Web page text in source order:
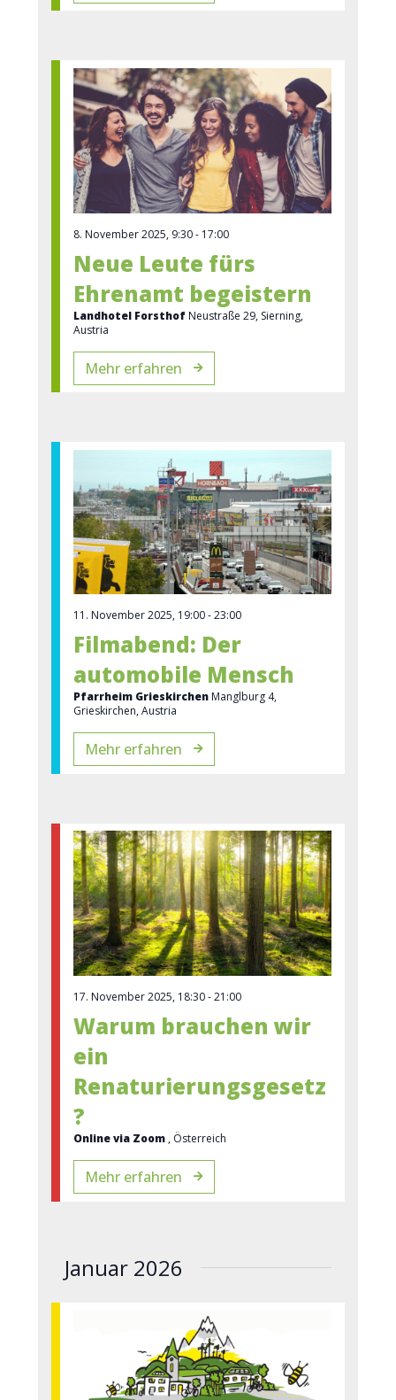
8. November 2025, 9:30- 17:00
Neue Leute fürs
Ehrenamt begeistern
Landhotel Forsthof Neustraße 29, Sierning,
Austria
Mehr erfahren
11. November 2025, 19:00-23:00
Filmabend: Der
automobile Mensch
Pfarrheim Grieskirchen Manglburg 4,
Grieskirchen, Austria
Mehr erfahren
17. November 2025, 18:30-21:00
Warum brauchen wir
ein
Renaturierungsgesetz
?
Online via Zoom , Österreich
Mehr erfahren
Januar 2026